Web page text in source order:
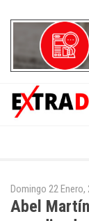
Domingo 22 Enero,
Abel